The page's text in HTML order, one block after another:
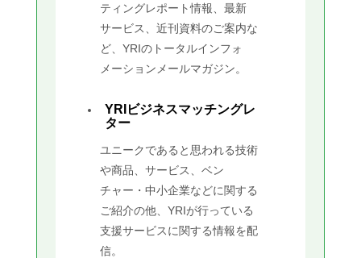
ティングレポート情報、最新
サービス、近刊資料のご案内な
ど、YRIのトータルインフォ
メーションメールマガジン。
YRIビジネスマッチングレ
ター
ユニークであると思われる技術
や商品、サービス、ベン
チャー・中小企業などに関する
ご紹介の他、YRIが行っている
支援サービスに関する情報を配
信。